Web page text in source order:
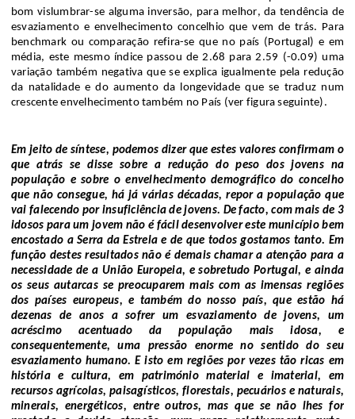
bom vislumbrar-se alguma inversão, para melhor, da tendência de
esvaziamento e envelhecimento concelhio que vem de trás. Para
benchmark ou comparação refira-se que no país (Portugal) e em
média, este mesmo índice passou de 2.68 para 2.59 (-0.09) uma
variação também negativaquese explica igualmente pela redução
da natalidade e doaumento da longevidade que se traduz num
crescente envelhecimento também no País (ver figura seguinte).
Em jeito de síntese, podemos dizer que estes valores confirmam o
que atrás se disse sobre a redução do peso dos jovens na
população e sobre o envelhecimentodemográficodo concelho
que não consegue, há jávárias décadas,repor a população que
vai falecendo por insuficiência de jovens. De facto, com mais de 3
idosos para um jovem não é fácil desenvolver este município bem
encostado a Serra da Estrela e de que todos gostamos tanto. Em
função destes resultados não é demais chamar a atenção para a
necessidade de a União Europeia, e sobretudo Portugal, e ainda
os seus autarcas se preocuparemmaiscom as imensas regiões
dos países europeus, e tambémdo nosso país, que estão há
dezenas de anos a sofrer um esvaziamento de jovens, um
acréscimo acentuado da população mais idosa, e
consequentemente,uma pressão enormeno sentido do seu
esvaziamento humano. E isto emregiões por vezes tão ricas em
história ecultura, em património material e imaterial, em
recursos agrícolas, paisagísticos, florestais, pecuários e naturais,
minerais, energéticos, entre outros, mas que se não lhes for